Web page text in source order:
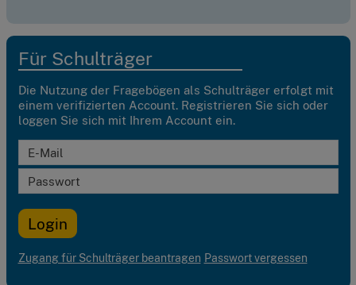
Für Schulträger
Die Nutzung der Fragebögen als Schulträger erfolgt mit
einem verifizierten Account. Registrieren Sie sich oder
loggen Sie sich mit Ihrem Account ein.
E-Mail
Passwort
Login
Zugang für Schulträger beantragen Passwort vergessen